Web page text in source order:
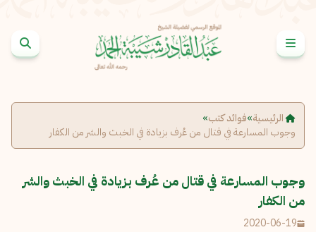
الرئيسية»فوائد كتب»
وجوب المسارعة في قتال من عُرف بزيادة في الخبث والشر من الكفار
وجوب المسارعة في قتال من عُرف بزيادة في الخبث والشر
من الكفار
2020-06-19
الرسالة